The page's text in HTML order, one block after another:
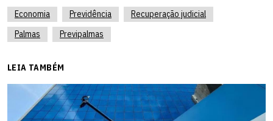
Economia Previdência
Recuperação judicial
Palmas
Previpalmas
LEIA TAMBÉM